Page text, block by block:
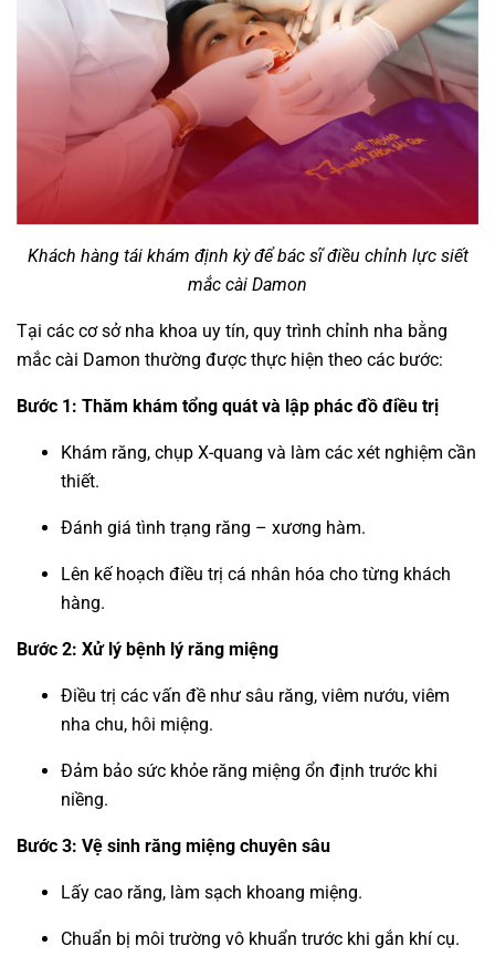
Khách hàng tái khám định kỳ để bác sĩ điều chỉnh lực siết
mắc cài Damon
Tại các cơ sở nha khoa uy tín, quy trình chỉnh nha bằng
mắc cài Damon thường được thực hiện theo các bước:
Bước 1: Thăm khám tổng quát và lập phác đồ điều trị
Khám răng, chụp X-quang và làm các xét nghiệm cần
thiết.
Đánh giá tình trạng răng – xương hàm.
Lên kế hoạch điều trị cá nhân hóa cho từng khách
hàng.
Bước 2: Xử lý bệnh lý răng miệng
Điều trị các vấn đề như sâu răng, viêm nướu, viêm
nha chu, hôi miệng.
Đảm bảo sức khỏe răng miệng ổn định trước khi
niềng.
Bước 3: Vệ sinh răng miệng chuyên sâu
Lấy cao răng, làm sạch khoang miệng.
Chuẩn bị môi trường vô khuẩn trước khi gắn khí cụ.